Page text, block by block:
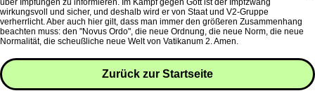
über Impfungen zu informieren. Im Kampf gegen Gott ist der Impfzwang
wirkungsvoll und sicher, und deshalb wird er von Staat und V2-Gruppe
verherrlicht. Aber auch hier gilt, dass man immer den größeren Zusammenhang
beachten muss: den "Novus Ordo", die neue Ordnung, die neue Norm, die neue
Normalität, die scheußliche neue Welt von Vatikanum 2. Amen.
Zurück zur Startseite